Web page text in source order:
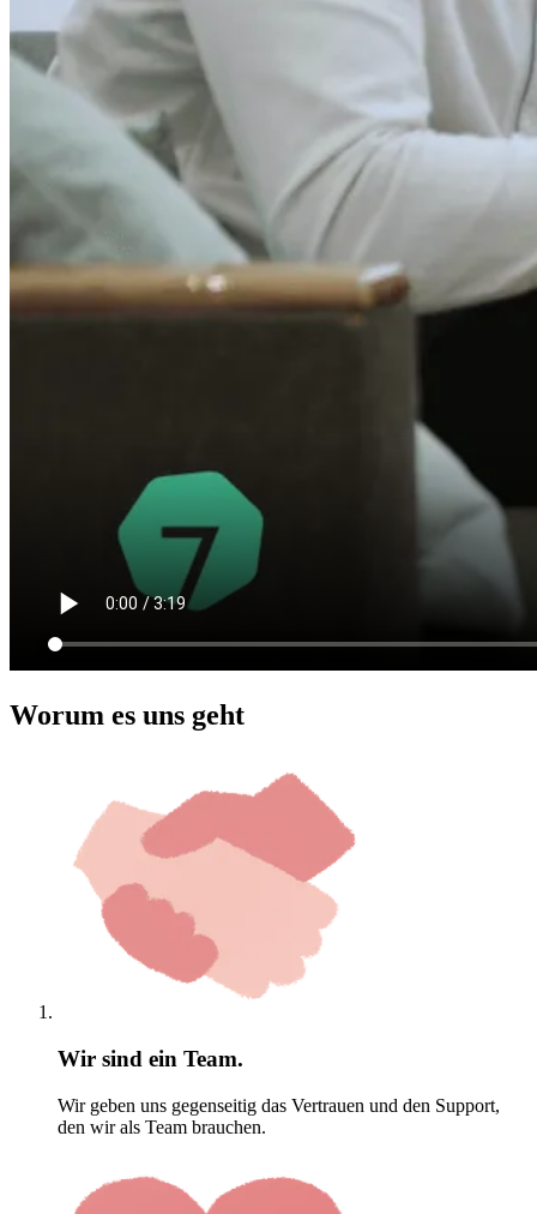
Worum es uns geht
Wir sind ein Team.
Wir geben uns gegenseitig das Vertrauen und den Support,
den wir als Team brauchen.